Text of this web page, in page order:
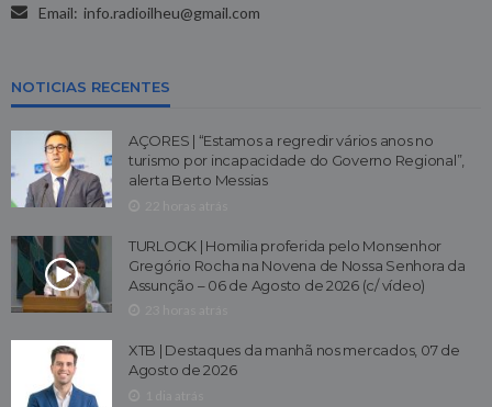
Email: info.radioilheu@gmail.com
NOTICIAS RECENTES
AÇORES | “Estamos a regredir vários anos no
turismo por incapacidade do Governo Regional”,
alerta Berto Messias
TURLOCK | Homilia proferida pelo Monsenhor
Gregório Rocha na Novena de Nossa Senhora da
Assunção – 06 de Agosto de 2026 (c/ vídeo)
XTB | Destaques da manhã nos mercados, 07 de
Agosto de 2026